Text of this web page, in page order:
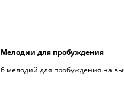
Мелодии для пробуждения
6 мелодий для пробуждения на